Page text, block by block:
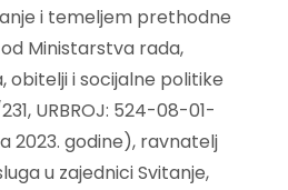
i temeljem prethodne
Ministarstva rada,
obitelji i socijalne politike
URBROJ: 524-08-01-
2023. godine), ravnatelj
u zajednici Svitanje,